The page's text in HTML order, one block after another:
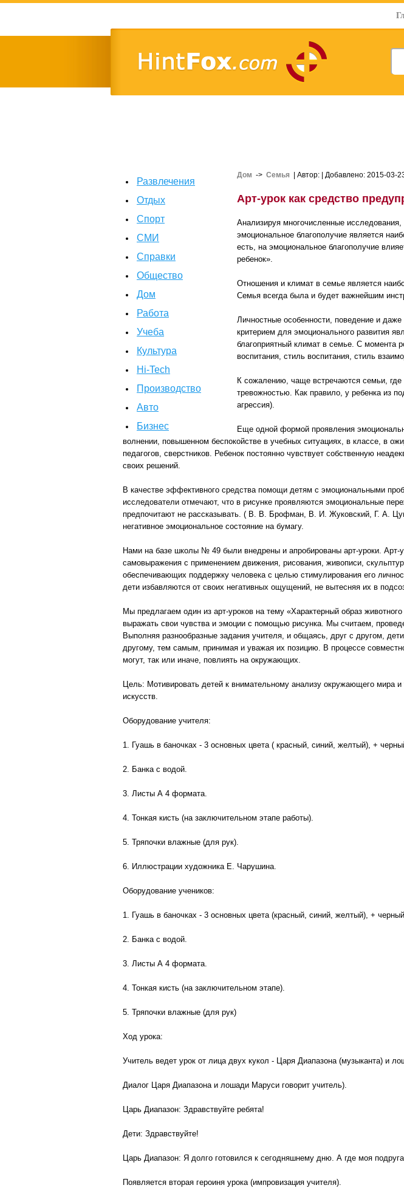
Развлечения
Отдых
Спорт
СМИ
Справки
Общество
Дом
Работа
Учеба
Культура
Hi-Tech
Производство
Авто
Бизнес
Дом -> Семья | Автор: | Добавлено: 2015-03-
Арт-урок как средство
Анализируя многочисленные
эмоциональное благополучие является
есть, на эмоциональное благополучие
ребенок».
Отношения и климат в семье является
Семья всегда была и будет важнейшим
Личностные особенности, поведение и
критерием для эмоционального развития
благоприятный климат в семье. С
воспитания, стиль воспитания, стиль
К сожалению, чаще встречаются семьи,
тревожностью. Как правило, у ребенка из
агрессия).
Еще одной формой проявления
волнении, повышенном беспокойстве в учебных ситуациях, в классе, в
педагогов, сверстников. Ребенок постоянно чувствует собственную
своих решений.
В качестве эффективного средства помощи детям с эмоциональными
исследователи отмечают, что в рисунке проявляются эмоциональные
предпочитают не рассказывать. ( В. В. Брофман, В. И. Жуковский, Г. А.
негативное эмоциональное состояние на бумагу.
Нами на базе школы № 49 были внедрены и апробированы арт-уроки. Арт-
самовыражения с применением движения, рисования, живописи,
обеспечивающих поддержку человека с целью стимулирования его
дети избавляются от своих негативных ощущений, не вытесняя их в
Мы предлагаем один из арт-уроков на тему «Характерный образ
выражать свои чувства и эмоции с помощью рисунка. Мы считаем,
Выполняя разнообразные задания учителя, и общаясь, друг с другом,
другому, тем самым, принимая и уважая их позицию. В процессе
могут, так или иначе, повлиять на окружающих.
Цель: Мотивировать детей к внимательному анализу окружающего мира
искусств.
Оборудование учителя:
1. Гуашь в баночках - 3 основных цвета ( красный, синий, желтый), +
2. Банка с водой.
3. Листы А 4 формата.
4. Тонкая кисть (на заключительном этапе работы).
5. Тряпочки влажные (для рук).
6. Иллюстрации художника Е. Чарушина.
Оборудование учеников:
1. Гуашь в баночках - 3 основных цвета (красный, синий, желтый), +
2. Банка с водой.
3. Листы А 4 формата.
4. Тонкая кисть (на заключительном этапе).
5. Тряпочки влажные (для рук)
Ход урока:
Учитель ведет урок от лица двух кукол - Царя Диапазона (музыканта) и
Диалог Царя Диапазона и лошади Маруси говорит учитель).
Царь Диапазон: Здравствуйте ребята!
Дети: Здравствуйте!
Царь Диапазон: Я долго готовился к сегодняшнему дню. А где моя
Появляется вторая героиня урока (импровизация учителя).